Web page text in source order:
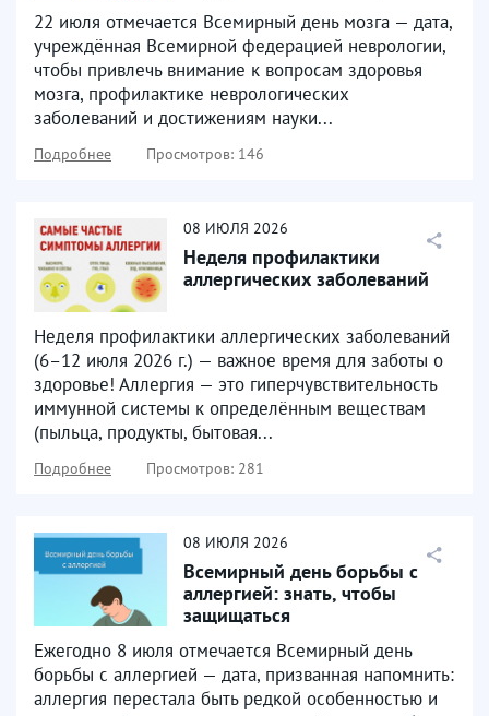
22 июля отмечается Всемирный день мозга — дата,
учреждённая Всемирной федерацией неврологии,
чтобы привлечь внимание к вопросам здоровья
мозга, профилактике неврологических
заболеваний и достижениям науки...
Подробнее Просмотров: 146
08 ИЮЛЯ 2026
Неделя профилактики
аллергических заболеваний
Неделя профилактики аллергических заболеваний
(6–12 июля 2026 г.) — важное время для заботы о
здоровье! Аллергия — это гиперчувствительность
иммунной системы к определённым веществам
(пыльца, продукты, бытовая...
Подробнее Просмотров: 281
08 ИЮЛЯ 2026
Всемирный день борьбы с
аллергией: знать, чтобы
защищаться
Ежегодно 8 июля отмечается Всемирный день
борьбы с аллергией — дата, призванная напомнить:
аллергия перестала быть редкой особенностью и